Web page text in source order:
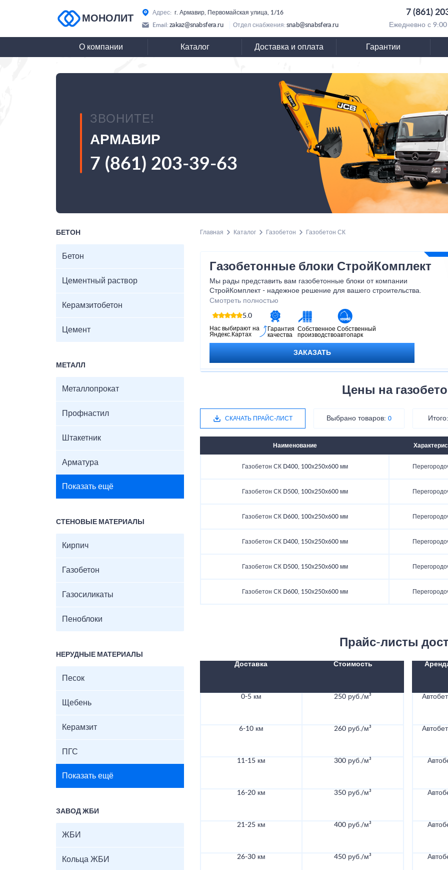
МОНОЛИТ
Адрес: г. Армавир, Первомайская улица, 1/16 7 (861)
Email: zakaz@snabsfera.ru Отдел снабжения: snab@snabsfera.ru Ежедневно с
О компании Каталог Доставка и оплата Гарантии
ЗВОНИТЕ!
АРМАВИР
7 (861) 203-39-63
БЕТОН
Бетон
Цементный раствор
Керамзитобетон
Цемент
МЕТАЛЛ
Металлопрокат
Профнастил
Штакетник
Арматура
Показать ещё
СТЕНОВЫЕ МАТЕРИАЛЫ
Кирпич
Газобетон
Газосиликаты
Пеноблоки
НЕРУДНЫЕ МАТЕРИАЛЫ
Песок
Щебень
Керамзит
ПГС
Показать ещё
ЗАВОД ЖБИ
ЖБИ
Кольца ЖБИ
Главная Каталог Газобетон Газобетон СК
Газобетонные блоки СтройКомплект
Мы рады представить вам газобетонные блоки от компании
СтройКомплект - надежное решение для вашего строительства.
Благодаря использованию газобетона от СтройКомплект, вы
получите надежное и долговечное строение, которое будет радовать
вас и вашу семью на протяжении многих лет. Приобретайте
газобетонные блоки СтройКомплект и создавайте комфортное и
безопасное пространство для жизни и работы!
Смотреть полностью
5.0
Нас выбирают на
Яндекс.Картах
Гарантия
качества
Собственное
производство
Собственный
автопарк
ЗАКАЗАТЬ
Цены на
СКАЧАТЬ ПРАЙС-ЛИСТ Выбрано товаров: 0
Наименование
Газобетон СК D400, 100х250х600 мм
Газобетон СК D500, 100х250х600 мм
Газобетон СК D600, 100х250х600 мм
Газобетон СК D400, 150х250х600 мм
Газобетон СК D500, 150х250х600 мм
Газобетон СК D600, 150х250х600 мм
Прайс-листы
Доставка Стоимость
0-5 км 250 руб./м³
6-10 км 260 руб./м³
11-15 км 300 руб./м³
16-20 км 350 руб./м³
21-25 км 400 руб./м³
26-30 км 450 руб./м³